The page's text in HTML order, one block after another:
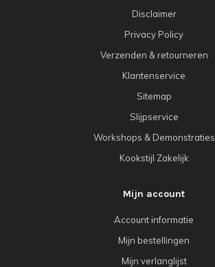
Disclaimer
Privacy Policy
Verzenden & retourneren
Klantenservice
Sitemap
Slijpservice
Workshops & Demonstraties
Kookstijl Zakelijk
Mijn account
Account informatie
Mijn bestellingen
Mijn verlanglijst